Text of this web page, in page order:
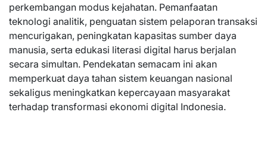
perkembangan modus kejahatan. Pemanfaatan
teknologi analitik, penguatan sistem pelaporan transaksi
mencurigakan, peningkatan kapasitas sumber daya
manusia, serta edukasi literasi digital harus berjalan
secara simultan. Pendekatan semacam ini akan
memperkuat daya tahan sistem keuangan nasional
sekaligus meningkatkan kepercayaan masyarakat
terhadap transformasi ekonomi digital Indonesia.